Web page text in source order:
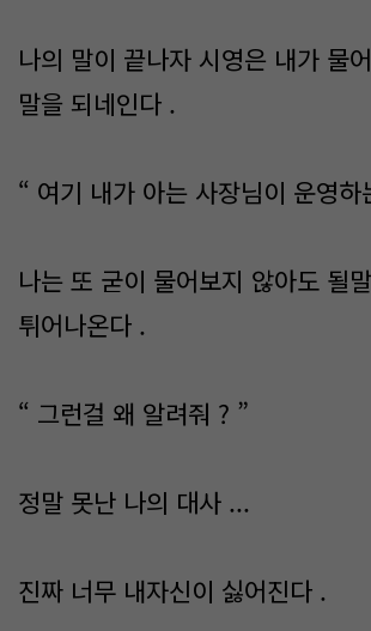
나의 말이 끝나자 시영은 내가 물
말을 되네인다 .
“ 여기 내가 아는 사장님이 운영하
나는 또 굳이 물어보지 않아도 될
튀어나온다 .
“ 그런걸 왜 알려줘 ? ”
정말 못난 나의 대사 ...
진짜 너무 내자신이 싫어진다 .